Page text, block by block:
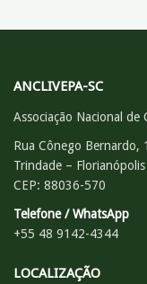
ANCLIVEPA-SC
Associação Nacional de
Rua Cônego Bernardo,
Trindade – Florianópolis
CEP: 88036-570
Telefone / WhatsApp
+55 48 9142-4344
LOCALIZAÇÃO